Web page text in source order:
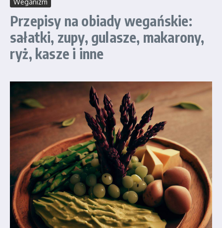
Weganizm
Przepisy na obiady wegańskie:
sałatki, zupy, gulasze, makarony,
ryż, kasze i inne